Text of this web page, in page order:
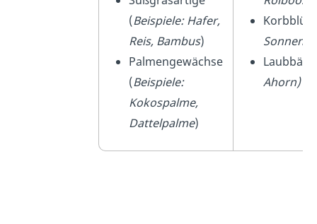
(Beispiele: Hafer,
Reis, Bambus)
Palmengewächse
(Beispiele:
Kokospalme,
Dattelpalme)
Ahorn)